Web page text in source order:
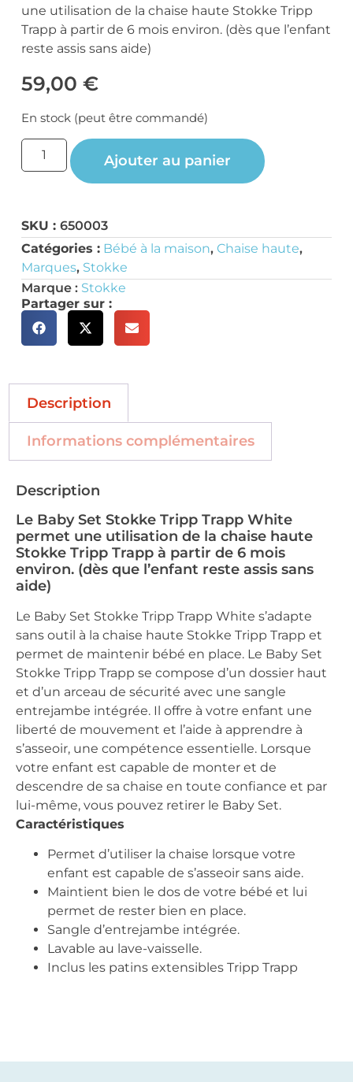
une utilisation de la chaise haute Stokke Tripp
Trapp à partir de 6 mois environ. (dès que l’enfant
reste assis sans aide)
59,00 €
En stock (peut être commandé)
Ajouter au panier
SKU : 650003
Catégories : Bébé à la maison, Chaise haute,
Marques, Stokke
Marque : Stokke
Partager sur :
Description
Informations complémentaires
Description
Le Baby Set Stokke Tripp Trapp White
permet une utilisation de la chaise haute
Stokke Tripp Trapp à partir de 6 mois
environ. (dès que l’enfant reste assis sans
aide)
Le Baby Set Stokke Tripp Trapp White s’adapte
sans outil à la chaise haute Stokke Tripp Trapp et
permet de maintenir bébé en place. Le Baby Set
Stokke Tripp Trapp se compose d’un dossier haut
et d’un arceau de sécurité avec une sangle
entrejambe intégrée. Il offre à votre enfant une
liberté de mouvement et l’aide à apprendre à
s’asseoir, une compétence essentielle. Lorsque
votre enfant est capable de monter et de
descendre de sa chaise en toute confiance et par
lui-même, vous pouvez retirer le Baby Set.
Caractéristiques
Permet d’utiliser la chaise lorsque votre
enfant est capable de s’asseoir sans aide.
Maintient bien le dos de votre bébé et lui
permet de rester bien en place.
Sangle d’entrejambe intégrée.
Lavable au lave-vaisselle.
Inclus les patins extensibles Tripp Trapp